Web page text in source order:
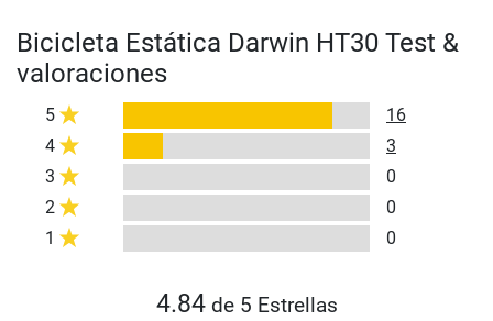
Bicicleta Estática Darwin HT30 Test &
valoraciones
5
16
4
3
3
0
2
0
1
0
4.84de 5 Estrellas